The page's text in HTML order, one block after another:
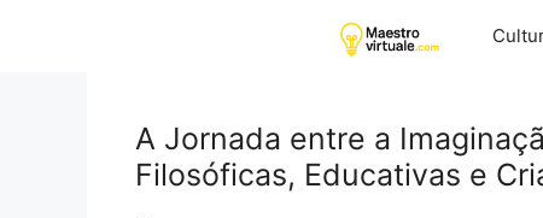
A Jornada entre a
Filosóficas, Educativas e